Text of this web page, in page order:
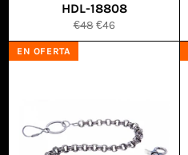
HDL-18808
Precio
habitual
€48 Precio
de
€46
EN OFERTA